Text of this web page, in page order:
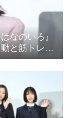
なのいろ』
と筋トレを